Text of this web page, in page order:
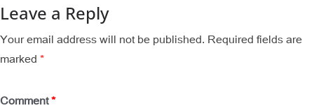
Leave a Reply
Your email address will not be published. Required fields are
marked *
Comment*